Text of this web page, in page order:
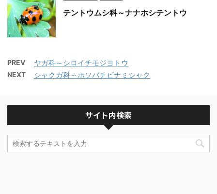
テントウムシ科～ナナホシテントウ
PREV ヤガ科～シロイチモジヨトウ
NEXT シャクガ科～ホソバチビナミシャク
サイト内検索